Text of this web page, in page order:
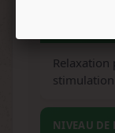
NIVEAU DE